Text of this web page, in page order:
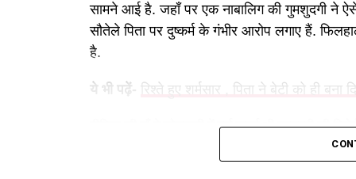
सामने आई है. जहाँ पर एक नाबालिग की गुमशुदगी ने
सौतेले पिता पर दुष्कर्म के गंभीर आरोप लगाए हैं.
है.
ये भी पढ़ें- रिश्ते हुए शर्मसार , पिता ने बेटी को ही बना
पीड़िता की माँ ने कोतवाली में दर्ज कराई थी गुमशुदगी की
जानकारी के मुताबिक, कोटद्वार कोतवाली में 6